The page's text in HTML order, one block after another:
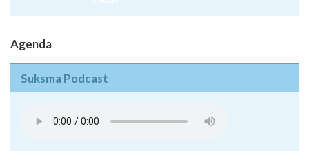
Agenda
Suksma Podcast